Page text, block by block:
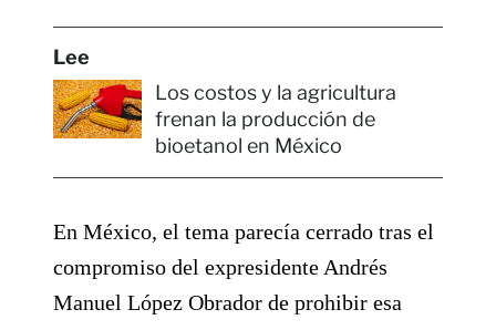
Lee
Los costos y la agricultura
frenan la producción de
bioetanol en México
En México, el tema parecía cerrado tras el
compromiso del expresidente Andrés
Manuel López Obrador de prohibir esa